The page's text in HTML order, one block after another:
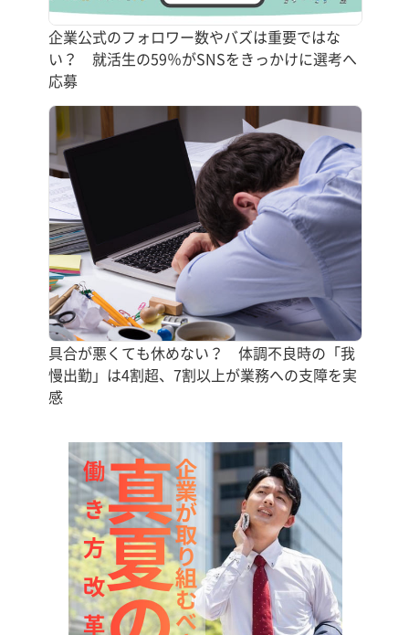
企業公式のフォロワー数やバズは重要ではな
い？ 就活生の59％がSNSをきっかけに選考へ
応募
具合が悪くても休めない？ 体調不良時の「我
慢出勤」は4割超、7割以上が業務への支障を実
感